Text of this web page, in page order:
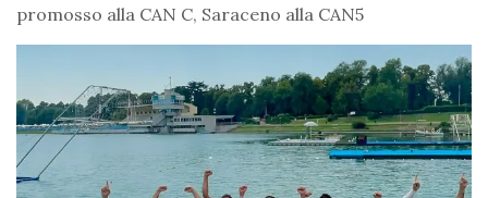
promosso alla CAN C, Saraceno alla CAN5